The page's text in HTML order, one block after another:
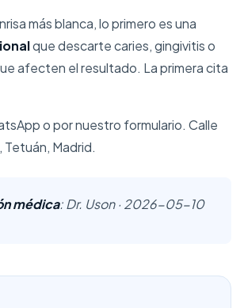
más blanca, lo primero es una
que descarte caries, gingivitis o
afecten el resultado. La primera cita
o por nuestro formulario. Calle
Tetuán, Madrid.
médica: Dr. Uson · 2026-05-10